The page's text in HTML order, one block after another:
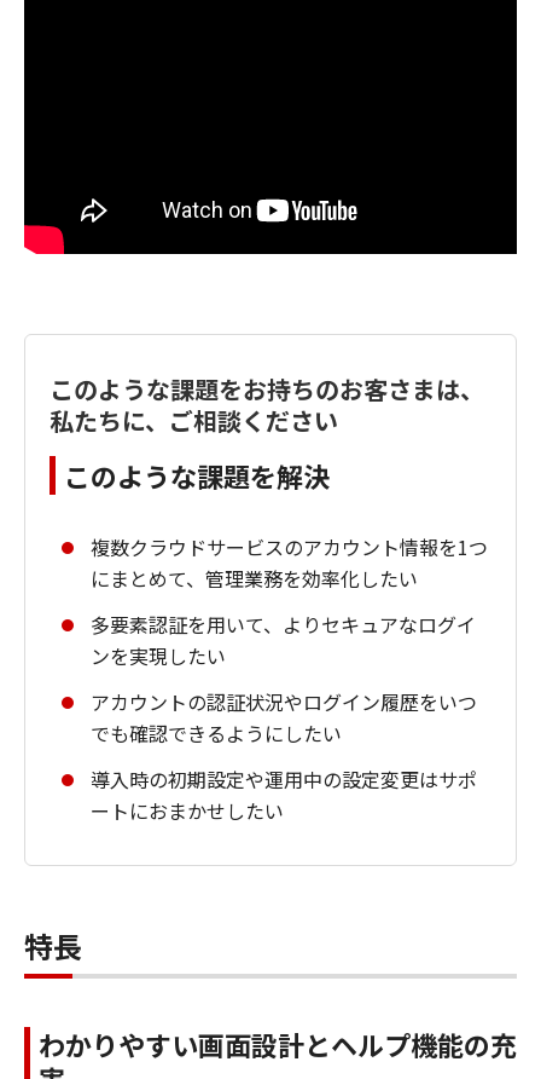
このような課題をお持ちのお客さまは、
私たちに、ご相談ください
このような課題を解決
複数クラウドサービスのアカウント情報を1つ
にまとめて、管理業務を効率化したい
多要素認証を用いて、よりセキュアなログイ
ンを実現したい
アカウントの認証状況やログイン履歴をいつ
でも確認できるようにしたい
導入時の初期設定や運用中の設定変更はサポ
ートにおまかせしたい
特長
わかりやすい画面設計とヘルプ機能の充